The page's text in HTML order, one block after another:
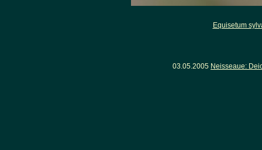
Equisetum
03.05.2005 Neisseaue: